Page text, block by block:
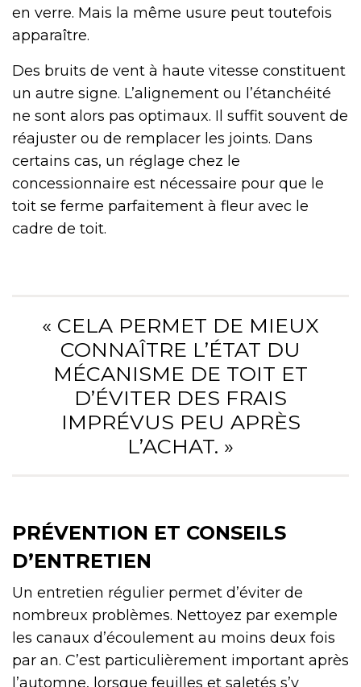
en verre. Mais la même usure peut toutefois
apparaître.
Des bruits de vent à haute vitesse constituent
un autre signe. L’alignement ou l’étanchéité
ne sont alors pas optimaux. Il suffit souvent de
réajuster ou de remplacer les joints. Dans
certains cas, un réglage chez le
concessionnaire est nécessaire pour que le
toit se ferme parfaitement à fleur avec le
cadre de toit.
« CELA PERMET DE MIEUX
CONNAÎTRE L’ÉTAT DU
MÉCANISME DE TOIT ET
D’ÉVITER DES FRAIS
IMPRÉVUS PEU APRÈS
L’ACHAT. »
PRÉVENTION ET CONSEILS
D’ENTRETIEN
Un entretien régulier permet d’éviter de
nombreux problèmes. Nettoyez par exemple
les canaux d’écoulement au moins deux fois
par an. C’est particulièrement important après
l’automne, lorsque feuilles et saletés s’y